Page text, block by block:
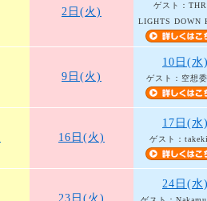
2日(火)
ゲスト：
LIGHTS DOWN
9日(火)
10日(水
ゲスト：空想
16日(火)
17日(水
ゲスト：
23日(火)
24日(水